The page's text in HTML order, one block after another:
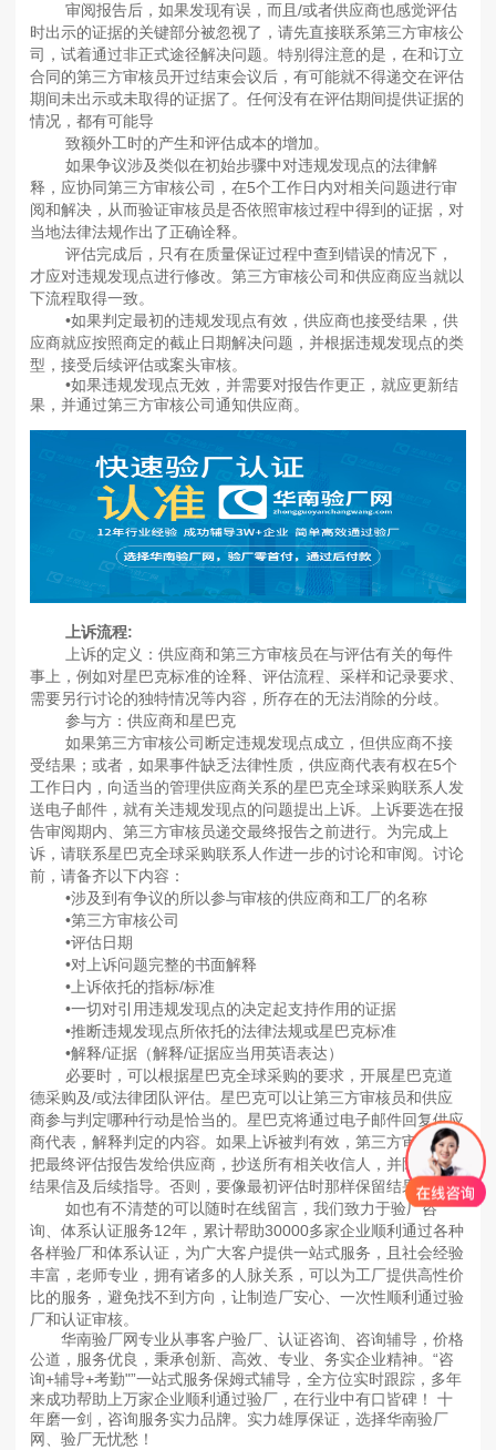
审阅报告后，如果发现有误，而且/或者供应商也感觉评估
时出示的证据的关键部分被忽视了，请先直接联系第三方审核公
司，试着通过非正式途径解决问题。特别得注意的是，在和订立
合同的第三方审核员开过结束会议后，有可能就不得递交在评估
期间未出示或未取得的证据了。任何没有在评估期间提供证据的
情况，都有可能导
致额外工时的产生和评估成本的增加。
如果争议涉及类似在初始步骤中对违规发现点的法律解
释，应协同第三方审核公司，在5个工作日内对相关问题进行审
阅和解决，从而验证审核员是否依照审核过程中得到的证据，对
当地法律法规作出了正确诠释。
评估完成后，只有在质量保证过程中查到错误的情况下，
才应对违规发现点进行修改。第三方审核公司和供应商应当就以
下流程取得一致。
•如果判定最初的违规发现点有效，供应商也接受结果，供
应商就应按照商定的截止日期解决问题，并根据违规发现点的类
型，接受后续评估或案头审核。
•如果违规发现点无效，并需要对报告作更正，就应更新结
果，并通过第三方审核公司通知供应商。
上诉流程:
上诉的定义：供应商和第三方审核员在与评估有关的每件
事上，例如对星巴克标准的诠释、评估流程、采样和记录要求、
需要另行讨论的独特情况等内容，所存在的无法消除的分歧。
参与方：供应商和星巴克
如果第三方审核公司断定违规发现点成立，但供应商不接
受结果；或者，如果事件缺乏法律性质，供应商代表有权在5个
工作日内，向适当的管理供应商关系的星巴克全球采购联系人发
送电子邮件，就有关违规发现点的问题提出上诉。上诉要选在报
告审阅期内、第三方审核员递交最终报告之前进行。为完成上
诉，请联系星巴克全球采购联系人作进一步的讨论和审阅。讨论
前，请备齐以下内容：
•涉及到有争议的所以参与审核的供应商和工厂的名称
•第三方审核公司
•评估日期
•对上诉问题完整的书面解释
•上诉依托的指标/标准
•一切对引用违规发现点的决定起支持作用的证据
•推断违规发现点所依托的法律法规或星巴克标准
•解释/证据（解释/证据应当用英语表达）
必要时，可以根据星巴克全球采购的要求，开展星巴克道
德采购及/或法律团队评估。星巴克可以让第三方审核员和供应
商参与判定哪种行动是恰当的。星巴克将通过电子邮件回复供应
商代表，解释判定的内容。如果上诉被判有效，第三方审核员将
把最终评估报告发给供应商，抄送所有相关收信人，并附上评估
结果信及后续指导。否则，要像最初评估时那样保留结果。
如也有不清楚的可以随时在线留言，我们致力于验厂咨
询、体系认证服务12年，累计帮助30000多家企业顺利通过各种
各样验厂和体系认证，为广大客户提供一站式服务，且社会经验
丰富，老师专业，拥有诸多的人脉关系，可以为工厂提供高性价
比的服务，避免找不到方向，让制造厂安心、一次性顺利通过验
厂和认证审核。
华南验厂网专业从事客户验厂、认证咨询、咨询辅导，价格
公道，服务优良，秉承创新、高效、专业、务实企业精神。“咨
询+辅导+考勤"”一站式服务保姆式辅导，全方位实时跟踪，多年
来成功帮助上万家企业顺利通过验厂，在行业中有口皆碑！ 十
年磨一剑，咨询服务实力品牌。实力雄厚保证，选择华南验厂
网、验厂无忧愁！